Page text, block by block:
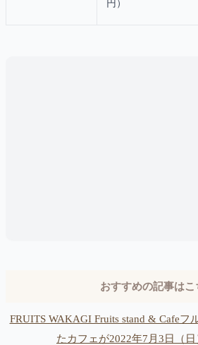
円）
おすすめの記事はこ
FRUITS WAKAGI Fruits stand & Cafeフ
たカフェが2022年7月3日（日